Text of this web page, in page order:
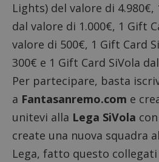
Lights) del valore di 4.980€,
dal valore di 1.000€, 1 Gift
valore di 500€, 1 Gift Card
300€ e 1 Gift Card SiVola
Per partecipare, basta
a Fantasanremo.com e
unitevi alla Lega SiVola
create una nuova squadra
Lega, fatto questo collegati